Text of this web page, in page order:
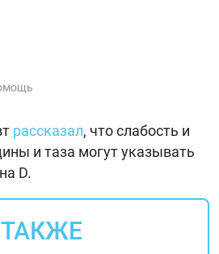
рассказал, что слабость и
и таза могут указывать
D.